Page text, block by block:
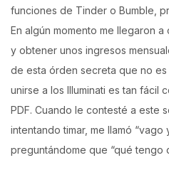
funciones de Tinder o Bumble,
En algún momento me llegaron a
y obtener unos ingresos
de esta órden secreta que no es
unirse a los Illuminati es tan fácil
PDF. Cuando le contesté a este
intentando timar, me llamó “vago
preguntándome que “qué tengo